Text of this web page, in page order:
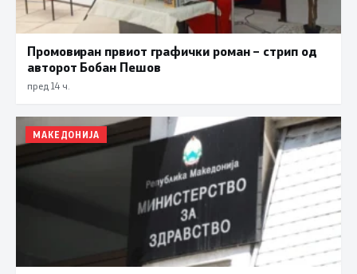
Промовиран првиот графички роман – стрип од
авторот Бобан Пешов
пред 14 ч.
МАКЕДОНИЈА